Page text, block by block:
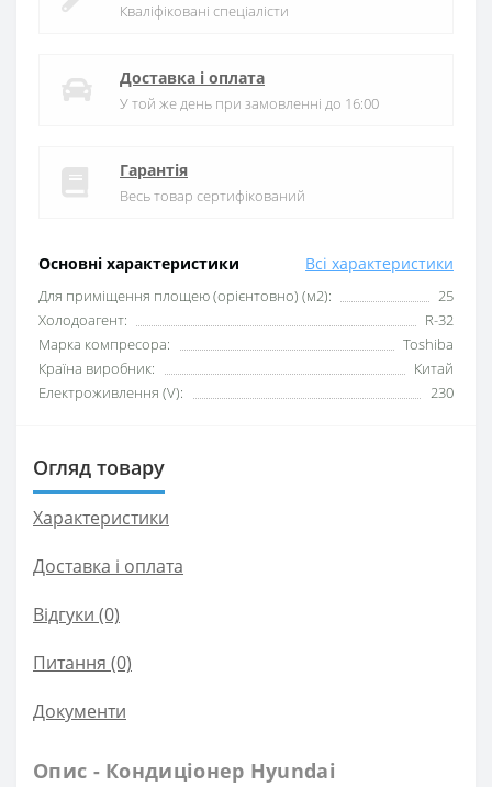
Основні характеристики Всі характеристики
Для приміщення площею (орієнтовно) (м2):
25
Xолодоагент:
R-32
Марка компресора:
Toshiba
Країна виробник:
Китай
Електроживлення (V):
230
Кваліфіковані спеціалісти
Доставка і оплата
У той же день при замовленні до 16:00
Гарантія
Весь товар сертифікований
Огляд товару
Характеристики
Доставка і оплата
Відгуки (0)
Питання (0)
Документи
Опис - Кондиціонер Hyundai